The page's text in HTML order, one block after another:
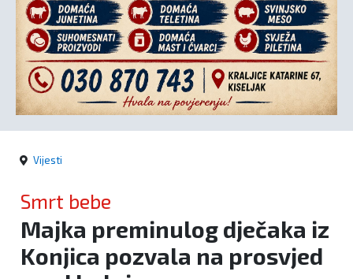
Crna
kronika
Politika
Vijesti
Smrt bebe
Majka preminulog dječaka iz
Konjica pozvala na prosvjed